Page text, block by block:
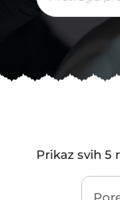
Prikaz svih 5